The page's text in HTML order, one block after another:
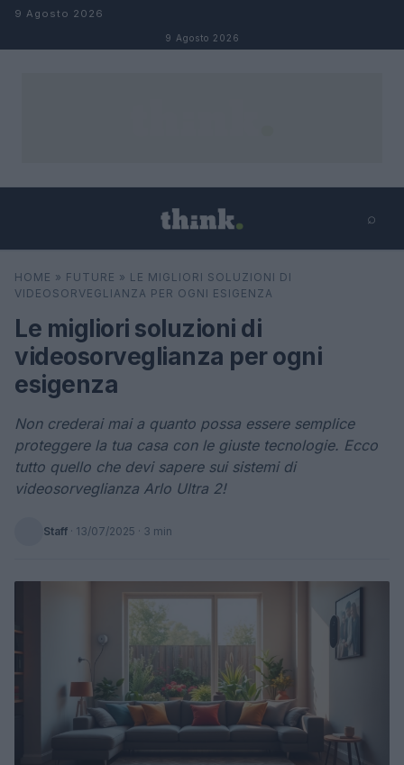
Salta al contenuto
9 Agosto 2026
9 Agosto 2026
⌕
Cerca
HOME » FUTURE » LE MIGLIORI SOLUZIONI DI
VIDEOSORVEGLIANZA PER OGNI ESIGENZA
Le migliori soluzioni di
videosorveglianza per ogni
esigenza
Non crederai mai a quanto possa essere semplice
proteggere la tua casa con le giuste tecnologie. Ecco
tutto quello che devi sapere sui sistemi di
videosorveglianza Arlo Ultra 2!
Staff · 13/07/2025 · 3 min